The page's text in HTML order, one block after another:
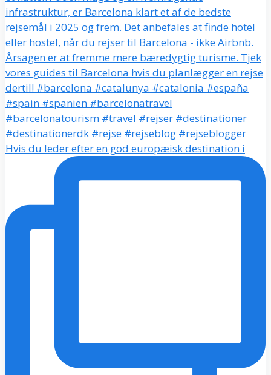
Hvis du leder efter en god europæisk destination i